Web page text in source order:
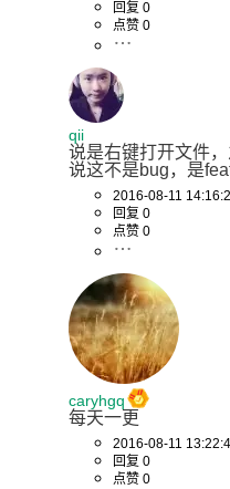
回复 0
点赞 0
qii
说是右键打开文件
说这不是bug，是
2016-08-11
回复 0
点赞 0
caryhgq
每天一更
2016-08-11
回复 0
点赞 0